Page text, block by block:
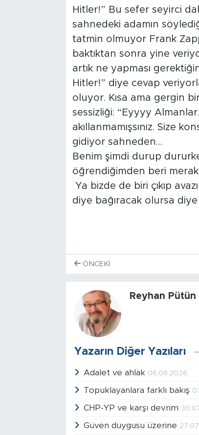
Hitler!” Bu sefer seyirci
sahnedeki adamın
tatmin olmuyor Frank
baktıktan sonra yine
artık ne yapması
Hitler!” diye cevap
oluyor. Kısa ama gergin
sessizliği: “Eyyyy
akıllanmamışsınız. Size
gidiyor sahneden…
Benim şimdi durup
öğrendiğimden beri
Ya bizde de biri çıkıp
diye bağıracak olursa
ÖNCEKI
Reyhan Pütün
Yazarın Diğer Yazıları
Adalet ve ahlak 06.08.2026
Topuklayanlara farklı bakış
CHP-YP ve karşı devrim
Güven duygusu üzerine